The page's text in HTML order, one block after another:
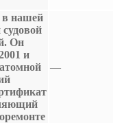
в нашей
Он
и
—